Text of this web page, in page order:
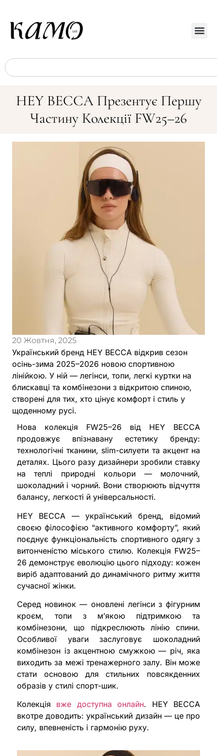
HEY BECCA Презентує Першу
Частину Колекції FW25–26
20 Жовтня, 2025
Український бренд HEY BECCA відкрив сезон
осінь-зима 2025–2026 новою спортивною
лінійкою. У ній — легінси, топи, легкі куртки на
блискавці та комбінезони з відкритою спиною,
створені для тих, хто цінує комфорт і стиль у
щоденному русі.
Нова колекція FW25–26 від HEY BECCA
продовжує впізнавану естетику бренду:
технологічні тканини, slim-силуети та акцент на
деталях. Цього разу дизайнери зробили ставку
на теплі природні кольори — молочний,
шоколадний і чорний. Вони створюють відчуття
балансу, легкості й універсальності.
HEY BECCA — український бренд, відомий
своєю філософією “активного комфорту”, який
поєднує функціональність спортивного одягу з
витонченістю міського стилю. Колекція FW25–
26 демонструє еволюцію цього підходу: кожен
виріб адаптований до динамічного ритму життя
сучасної жінки.
Серед новинок — оновлені легінси з фігурним
кроєм, топи з м’якою підтримкою та
комбінезони, що підкреслюють лінію спини.
Особливої уваги заслуговує шоколадний
комбінезон із акцентною смужкою — річ, яка
виходить за межі тренажерного залу. Він може
стати основою для стильних повсякденних
образів у стилі спорт-шик.
Колекція вже доступна онлайн. HEY BECCA
вкотре доводить: український дизайн — це про
силу, впевненість і гармонію руху.